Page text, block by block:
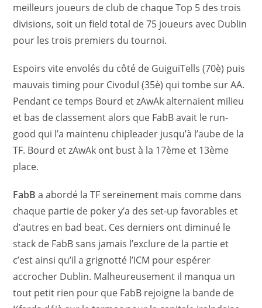
meilleurs joueurs de club de chaque Top 5 des trois
divisions, soit un field total de 75 joueurs avec Dublin
pour les trois premiers du tournoi.
Espoirs vite envolés du côté de GuiguiTells (70è) puis
mauvais timing pour Civodul (35è) qui tombe sur AA.
Pendant ce temps Bourd et zAwAk alternaient milieu
et bas de classement alors que FabB avait le run-
good qui l’a maintenu chipleader jusqu’à l’aube de la
TF. Bourd et zAwAk ont bust à la 17ème et 13ème
place.
FabB a abordé la TF sereinement mais comme dans
chaque partie de poker y’a des set-up favorables et
d’autres en bad beat. Ces derniers ont diminué le
stack de FabB sans jamais l’exclure de la partie et
c’est ainsi qu’il a grignotté l’ICM pour espérer
accrocher Dublin. Malheureusement il manqua un
tout petit rien pour que FabB rejoigne la bande de